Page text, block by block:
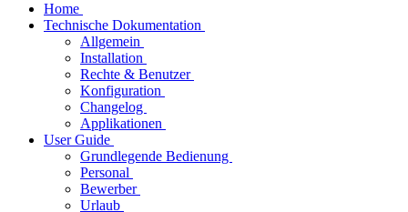
Home
Technische Dokumentation
Allgemein
Installation
Rechte & Benutzer
Konfiguration
Changelog
Applikationen
User Guide
Grundlegende Bedienung
Personal
Bewerber
Urlaub